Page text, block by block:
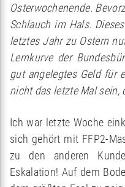
Osterwochenende.
Schlauch im Hals.
letztes Jahr zu Ostern
Lernkurve der
gut angelegtes Geld für
nicht das letzte Mal sein,
Ich war letzte Woche
sich gehört mit FFP2-
zu den anderen
Eskalation! Auf dem